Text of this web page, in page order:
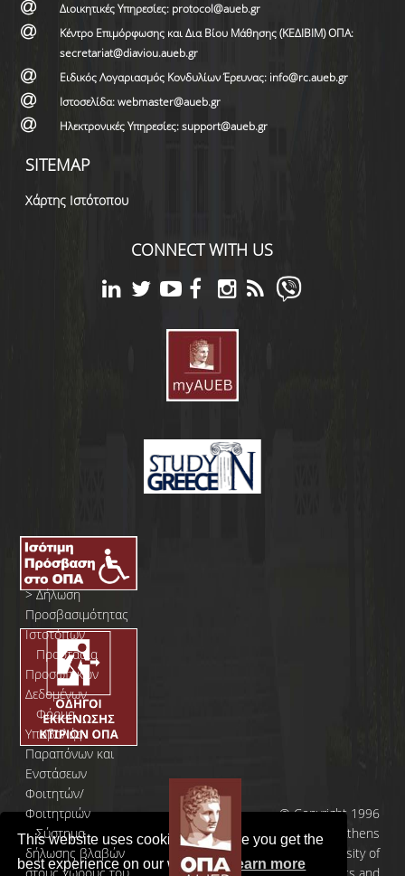
This website uses cookies to ensure you get the
best experience on our website.Learn more
Διοικητικές Υπηρεσίες: protocol@aueb.gr
Κέντρο Επιμόρφωσης και Δια Βίου Μάθησης (ΚΕΔΙΒΙΜ) ΟΠΑ:
secretariat@diaviou.aueb.gr
Ειδικός Λογαριασμός Κονδυλίων Έρευνας: info@rc.aueb.gr
Ιστοσελίδα: webmaster@aueb.gr
Ηλεκτρονικές Υπηρεσίες: support@aueb.gr
SITEMAP
Χάρτης Ιστότοπου
CONNECT WITH US
>Δήλωση
Προσβασιμότητας
Ιστοτόπων
Προστασία
Προσωπικών
Δεδομένων
Φόρμα
Yποβολής
Παραπόνων και
Ενστάσεων
Φοιτητών/
Φοιτητριών
>Σύστημα
δήλωσης βλαβών
© Copyright 1996
- 2026 | Athens
University of